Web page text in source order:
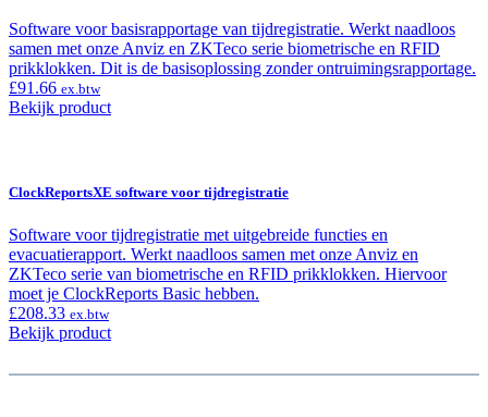
Software voor basisrapportage van tijdregistratie. Werkt naadloos
samen met onze Anviz en ZKTeco serie biometrische en RFID
prikklokken. Dit is de basisoplossing zonder ontruimingsrapportage.
£91.66 ex.btw
Bekijk product
ClockReportsXE software voor tijdregistratie
Software voor tijdregistratie met uitgebreide functies en
evacuatierapport. Werkt naadloos samen met onze Anviz en
ZKTeco serie van biometrische en RFID prikklokken. Hiervoor
moet je ClockReports Basic hebben.
£208.33 ex.btw
Bekijk product